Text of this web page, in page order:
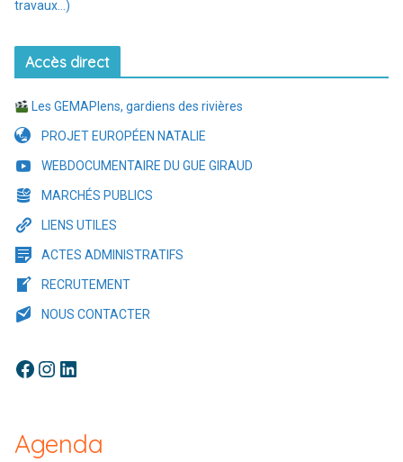
travaux…)
Accès direct
Les GEMAPIens, gardiens des rivières
PROJET EUROPÉEN NATALIE
WEBDOCUMENTAIRE DU GUE GIRAUD
MARCHÉS PUBLICS
LIENS UTILES
ACTES ADMINISTRATIFS
RECRUTEMENT
NOUS CONTACTER
Facebook Instagram LinkedIn
Agenda